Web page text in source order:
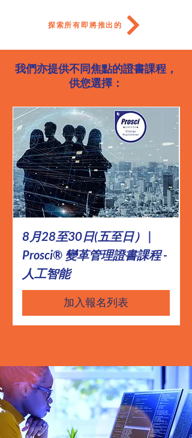
探索所有即將推出的
我們亦提供不同焦點的證書課程 ，
供您選擇：
8月28至30日(五至日） |
Prosci® 變革管理證書課程 -
人工智能
加入報名列表